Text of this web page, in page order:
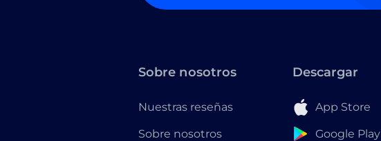
Sobre nosotros
Nuestras reseñas
Sobre nosotros
Descargar
App Store
Google Play